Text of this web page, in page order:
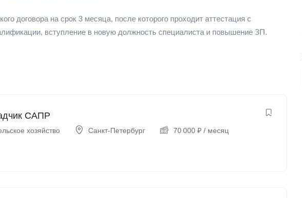
договора на срок 3 месяца, после которого проходит аттестация с
вступление в новую должность специалиста и повышение ЗП.
САПР
хозяйство Санкт-Петербург 70 000 ₽ / месяц